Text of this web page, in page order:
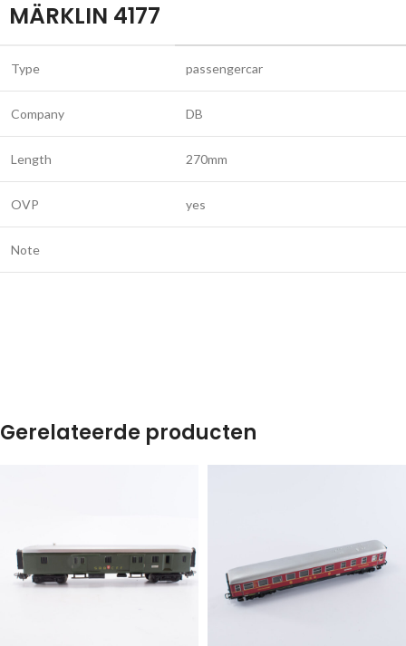
MÄRKLIN 4177
Type passengercar
Company DB
Length 270mm
OVP yes
Note
Gerelateerde producten